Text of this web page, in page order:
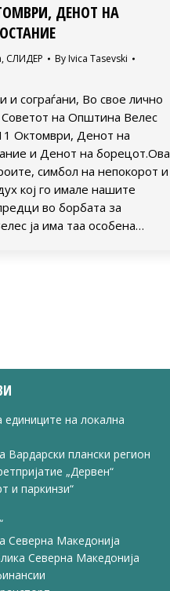
ДЕНОТ НА
, СЛИДЕР By Ivica Tasevski
и сограѓани, Во свое лично
на Општина Велес
Октомври, Денот на
и Денот на борецот.Ова
симбол на непокорот и
кој го имале нашите
во борбата за
ја има таа особена…
на локална
Вардарски плански регион
„Дервен“
и паркинзи“
Северна Македонија
Северна Македонија